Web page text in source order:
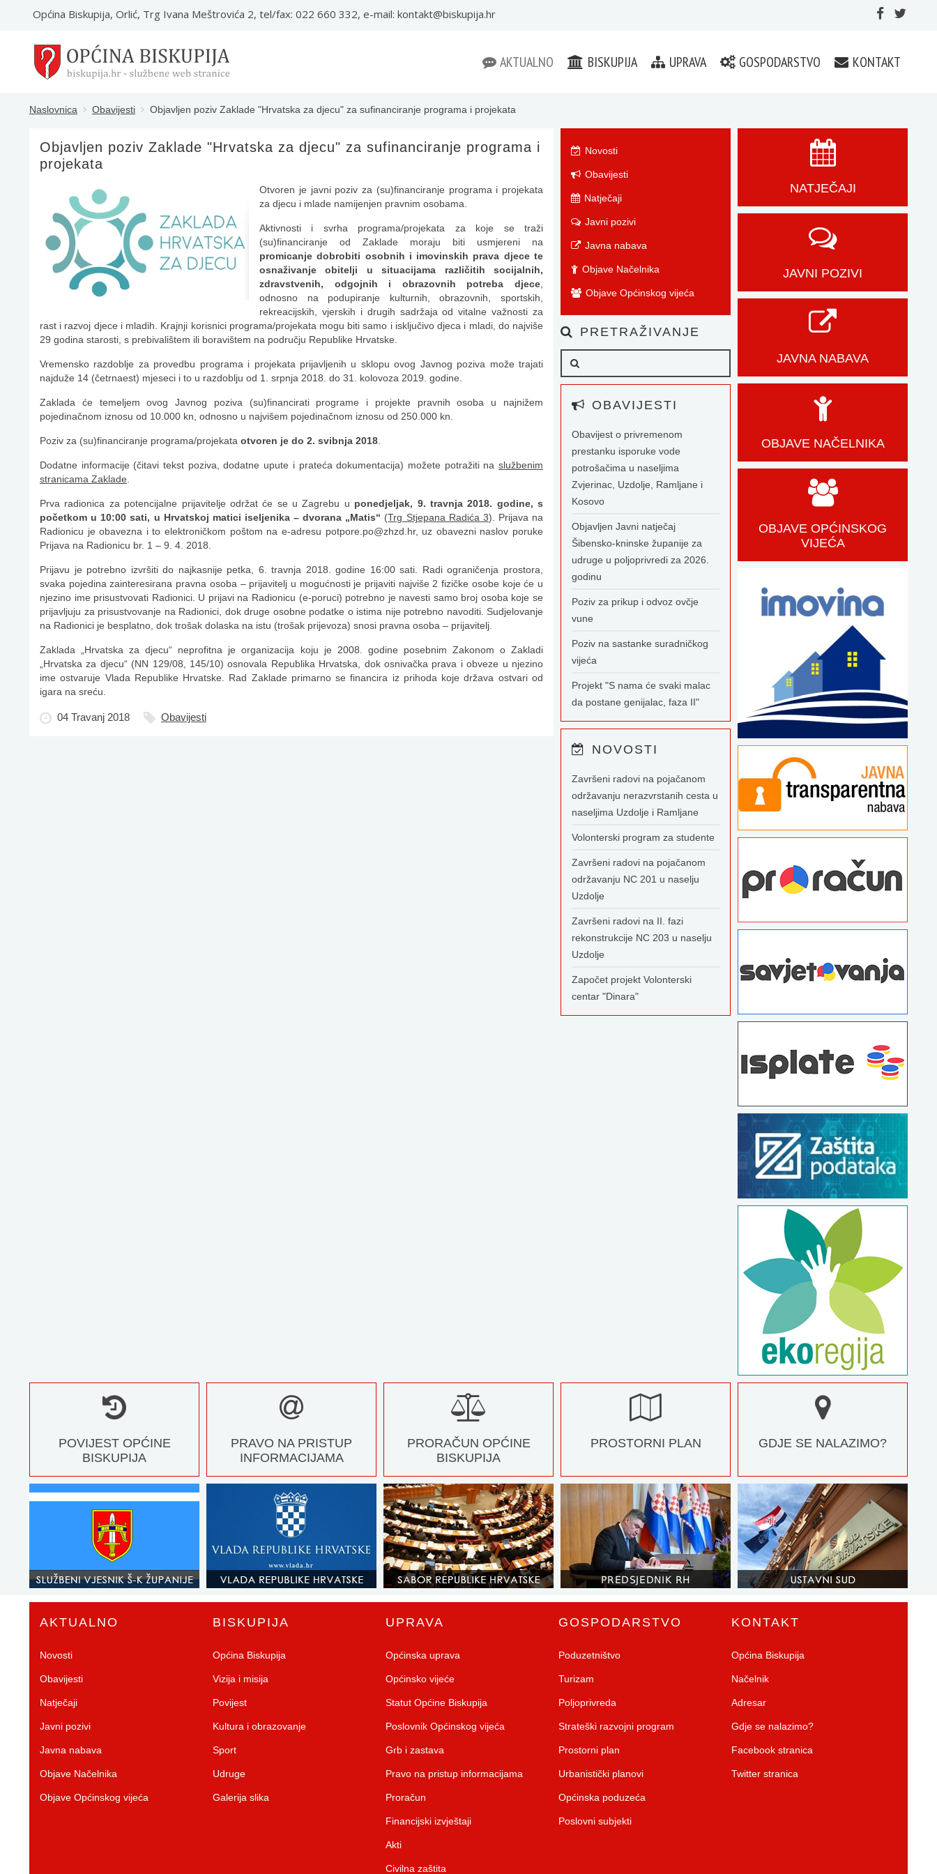
Općina Biskupija, Orlić, Trg Ivana Meštrovića 2, tel/fax: 022 660 332, e-mail: kontakt@biskupija.hr
AKTUALNO BISKUPIJA UPRAVA GOSPODARSTVO KONTAKT
Naslovnica Obavijesti Objavljen poziv Zaklade "Hrvatska za djecu" za sufinanciranje programa i projekata
Objavljen poziv Zaklade "Hrvatska za djecu" za sufinanciranje programa i
projekata
Otvoren je javni poziv za (su)financiranje programa i projekata
za djecu i mlade namijenjen pravnim osobama.
Aktivnosti i svrha programa/projekata za koje se traži
(su)financiranje od Zaklade moraju biti usmjereni na
promicanje dobrobiti osobnih i imovinskih prava djece te
osnaživanje obitelji u situacijama različitih socijalnih,
zdravstvenih, odgojnih i obrazovnih potreba djece
odnosno na podupiranje kulturnih, obrazovnih, sportskih,
rekreacijskih, vjerskih i drugih sadržaja od vitalne važnosti za
rast i razvoj djece i mladih. Krajnji korisnici programa/projekata mogu biti samo i isključivo djeca i mladi, do najviše
29 godina starosti, s prebivalištem ili boravištem na području Republike Hrvatske.
Vremensko razdoblje za provedbu programa i projekata prijavljenih u sklopu ovog Javnog poziva može trajati
najduže 14 (četrnaest) mjeseci i to u razdoblju od 1. srpnja 2018. do 31. kolovoza 2019. godine.
Zaklada će temeljem ovog Javnog poziva (su)financirati programe i projekte pravnih osoba u najnižem
pojedinačnom iznosu od 10.000 kn, odnosno u najvišem pojedinačnom iznosu od 250.000 kn.
Poziv za (su)financiranje programa/projekata otvoren je do 2. svibnja 2018
Dodatne informacije (čitavi tekst poziva, dodatne upute i prateća dokumentacija) možete potražiti na službenim
stranicama Zaklade
Prva radionica za potencijalne prijavitelje održat će se u Zagrebu u ponedjeljak, 9. travnja 2018. godine, s
početkom u 10:00 sati, u Hrvatskoj matici iseljenika – dvorana „Matis“ (Trg Stjepana Radića 3). Prijava na
Radionicu je obavezna i to elektroničkom poštom na e-adresu potpore.po@zhzd.hr, uz obavezni naslov poruke
Prijava na Radionicu br. 1 – 9. 4. 2018.
Prijavu je potrebno izvršiti do najkasnije petka, 6. travnja 2018. godine 16:00 sati. Radi ograničenja prostora,
svaka pojedina zainteresirana pravna osoba – prijavitelj u mogućnosti je prijaviti najviše 2 fizičke osobe koje će u
njezino ime prisustvovati Radionici. U prijavi na Radionicu (e-poruci) potrebno je navesti samo broj osoba koje se
prijavljuju za prisustvovanje na Radionici, dok druge osobne podatke o istima nije potrebno navoditi. Sudjelovanje
na Radionici je besplatno, dok trošak dolaska na istu (trošak prijevoza) snosi pravna osoba – prijavitelj.
Zaklada „Hrvatska za djecu“ neprofitna je organizacija koju je 2008. godine posebnim Zakonom o Zakladi
„Hrvatska za djecu“ (NN 129/08, 145/10) osnovala Republika Hrvatska, dok osnivačka prava i obveze u njezino
ime ostvaruje Vlada Republike Hrvatske. Rad Zaklade primarno se financira iz prihoda koje država ostvari od
igara na sreću.
04 Travanj 2018 Obavijesti
Novosti
Obavijesti
Natječaji
Javni pozivi
Javna nabava
Objave Načelnika
Objave Općinskog vijeća
PRETRAŽIVANJE
OBAVIJESTI
Obavijest o privremenom
prestanku isporuke vode
potrošačima u naseljima
Zvjerinac, Uzdolje, Ramljane i
Kosovo
Objavljen Javni natječaj
Šibensko-kninske županije za
udruge u poljoprivredi za 2026.
godinu
Poziv za prikup i odvoz ovčje
vune
Poziv na sastanke suradničkog
vijeća
Projekt "S nama će svaki malac
da postane genijalac, faza II"
NOVOSTI
Završeni radovi na pojačanom
održavanju nerazvrstanih cesta u
naseljima Uzdolje i Ramljane
Volonterski program za studente
Završeni radovi na pojačanom
održavanju NC 201 u naselju
Uzdolje
Završeni radovi na II. fazi
rekonstrukcije NC 203 u naselju
Uzdolje
Započet projekt Volonterski
centar "Dinara"
NATJEČAJI
JAVNI POZIVI
JAVNA NABAVA
OBJAVE NAČELNIKA
OBJAVE OPĆINSKOG
VIJEĆA
POVIJEST OPĆINE
BISKUPIJA
PRAVO NA PRISTUP
INFORMACIJAMA
PRORAČUN OPĆINE
BISKUPIJA
PROSTORNI PLAN GDJE SE NALAZIMO?
AKTUALNO
Novosti
Obavijesti
Natječaji
Javni pozivi
Javna nabava
Objave Načelnika
Objave Općinskog vijeća
BISKUPIJA
Općina Biskupija
Vizija i misija
Povijest
Kultura i obrazovanje
Sport
Udruge
Galerija slika
UPRAVA
Općinska uprava
Općinsko vijeće
Statut Općine Biskupija
Poslovnik Općinskog vijeća
Grb i zastava
Pravo na pristup informacijama
Proračun
Financijski izvještaji
Akti
Civilna zaštita
GOSPODARSTVO
Poduzetništvo
Turizam
Poljoprivreda
Strateški razvojni program
Prostorni plan
Urbanistički planovi
Općinska poduzeća
Poslovni subjekti
KONTAKT
Općina Biskupija
Načelnik
Adresar
Gdje se nalazimo?
Facebook stranica
Twitter stranica